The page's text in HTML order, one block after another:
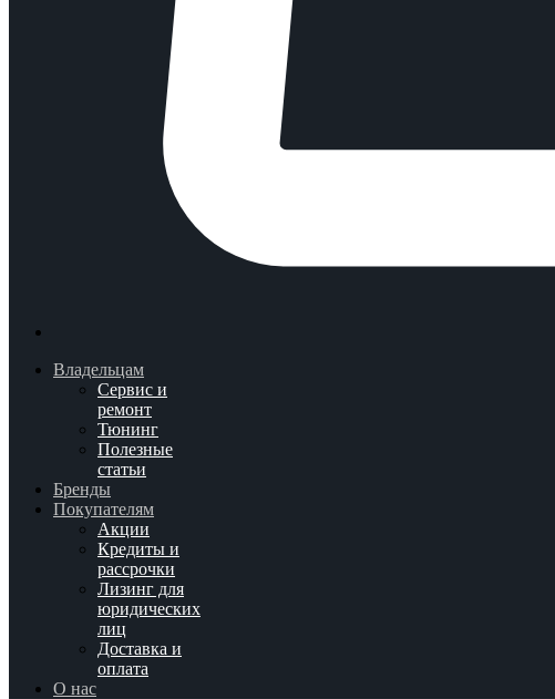
Владельцам
Сервис и
ремонт
Тюнинг
Полезные
статьи
Бренды
Покупателям
Акции
Кредиты и
рассрочки
Лизинг для
юридических
лиц
Доставка и
оплата
О нас